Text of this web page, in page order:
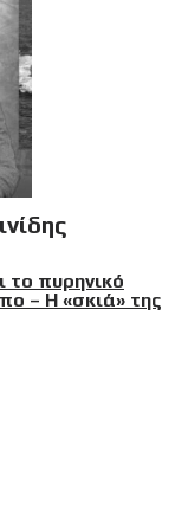
το πυρηνικό
– Η «σκιά» της